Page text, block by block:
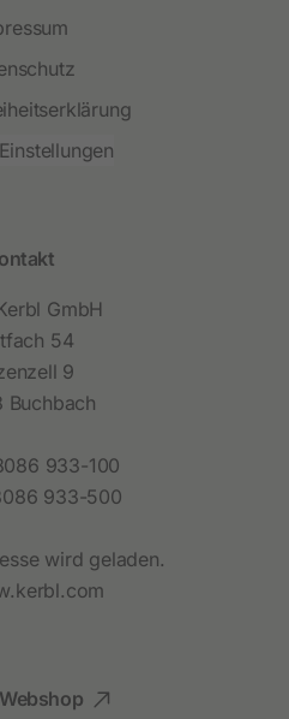
GmbH
54
9
Buchbach
933-100
933-500
wird geladen.